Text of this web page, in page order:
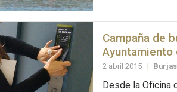
Campaña de
Ayuntamiento
2 abril 2015 |
Desde la Oficina